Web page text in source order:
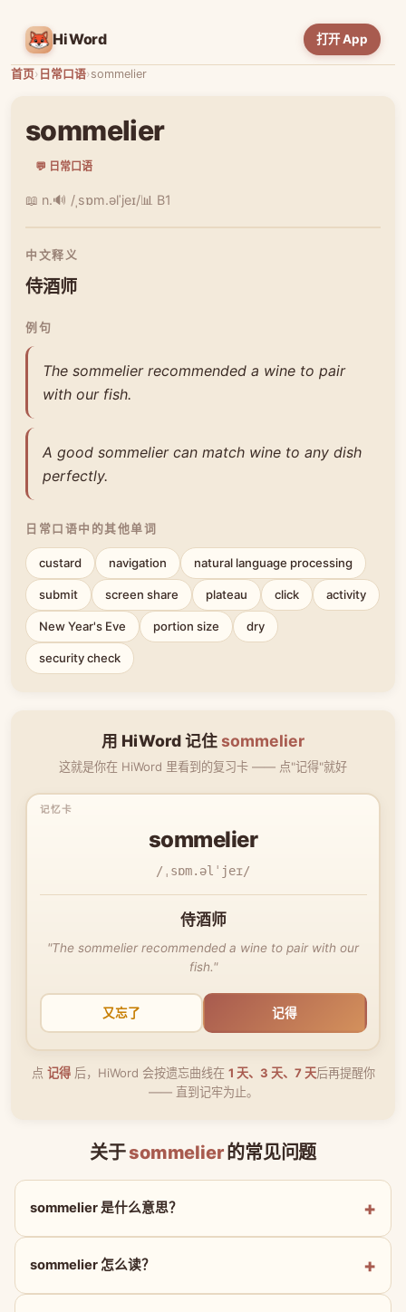
HiWord 打开 App
首页› 日常口语›sommelier
sommelier
💬 日常口语
📖 n.🔊 /ˌsɒm.əlˈjeɪ/📊 B1
中文释义
侍酒师
例句
The sommelier recommended a wine to pair
with our fish.
A good sommelier can match wine to any dish
perfectly.
日常口语中的其他单词
custard navigation natural language processing
submit screen share plateau click activity
New Year's Eve portion size dry
security check
用 HiWord 记住sommelier
这就是你在 HiWord 里看到的复习卡 —— 点"记得"就好
sommelier
/ˌsɒm.əlˈjeɪ/
侍酒师
"The sommelier recommended a wine to pair with our
fish."
又忘了 记得
点 记得后，HiWord 会按遗忘曲线在 1 天、3 天、7 天后再提醒你
—— 直到记牢为止。
关于sommelier的常见问题
sommelier 是什么意思？
sommelier 怎么读？